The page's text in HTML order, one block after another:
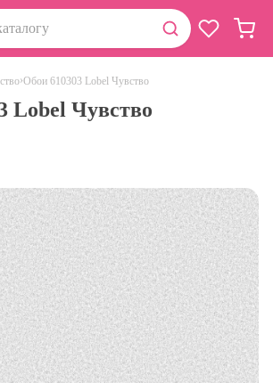
›Обои 610303 Lobel Чувство
Lobel Чувство